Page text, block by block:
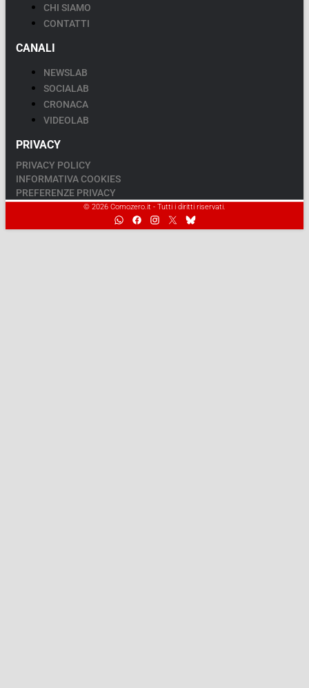
CHI SIAMO
CONTATTI
CANALI
NEWSLAB
SOCIALAB
CRONACA
VIDEOLAB
PRIVACY
PRIVACY POLICY
INFORMATIVA COOKIES
PREFERENZE PRIVACY
© 2026 Comozero.it - Tutti i diritti riservati.